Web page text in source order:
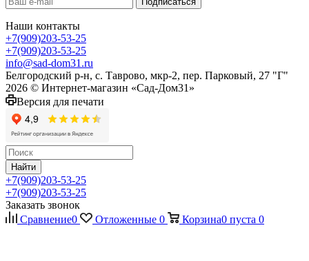
Наши контакты
+7(909)203-53-25
+7(909)203-53-25
info@sad-dom31.ru
Белгородский р-н, с. Таврово, мкр-2, пер. Парковый, 27 "Г"
2026 © Интернет-магазин «Сад-Дом31»
Версия для печати
Найти
+7(909)203-53-25
+7(909)203-53-25
Заказать звонок
Сравнение0 Отложенные 0 Корзина0 пуста 0